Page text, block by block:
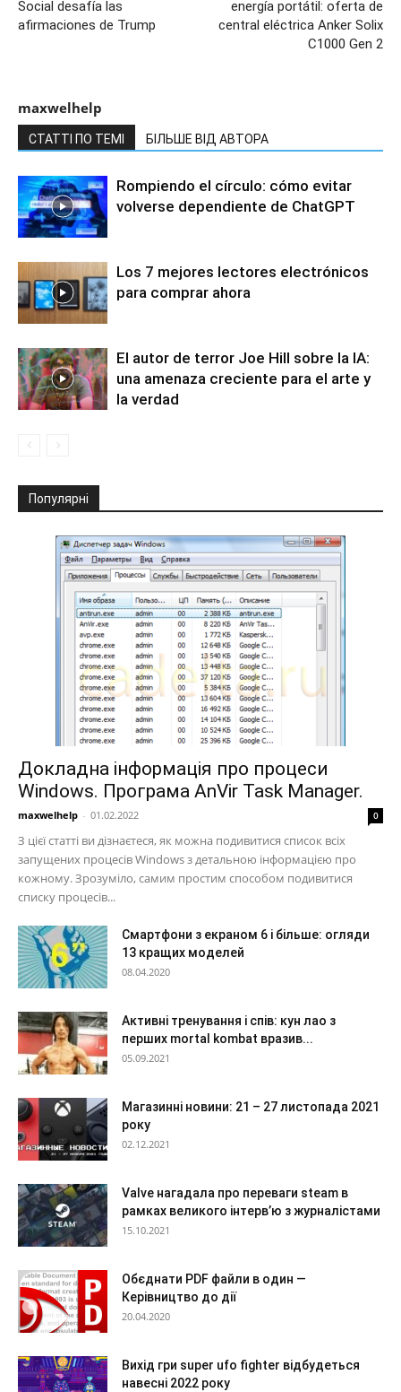
Social desafía las
afirmaciones de Trump
energía portátil: oferta de
central eléctrica Anker Solix
C1000 Gen 2
maxwelhelp
СТАТТІ ПО ТЕМІ БІЛЬШЕ ВІД АВТОРА
Rompiendo el círculo: cómo evitar
volverse dependiente de ChatGPT
Los 7 mejores lectores electrónicos
para comprar ahora
El autor de terror Joe Hill sobre la IA:
una amenaza creciente para el arte y
la verdad
Популярні
Докладна інформація про процеси
Windows. Програма AnVir Task Manager.
maxwelhelp - 01.02.2022 0
З цієї статті ви дізнаєтеся, як можна подивитися список всіх
запущених процесів Windows з детальною інформацією про
кожному. Зрозуміло, самим простим способом подивитися
списку процесів...
Смартфони з екраном 6 і більше: огляди
13 кращих моделей
08.04.2020
Активні тренування і спів: кун лао з
перших mortal kombat вразив...
05.09.2021
Магазинні новини: 21 – 27 листопада 2021
року
02.12.2021
Valve нагадала про переваги steam в
рамках великого інтерв’ю з журналістами
15.10.2021
Обєднати PDF файли в один —
Керівництво до дії
20.04.2020
Вихід гри super ufo fighter відбудеться
навесні 2022 року